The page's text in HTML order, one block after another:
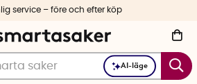
AI-läge
service – före och efter köp